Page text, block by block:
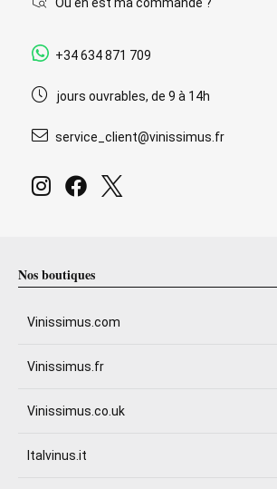
Où en est ma commande ?
+34 634 871 709
jours ouvrables, de 9 à 14h
service_client@vinissimus.fr
Nos boutiques
Vinissimus.com
Vinissimus.fr
Vinissimus.co.uk
Italvinus.it